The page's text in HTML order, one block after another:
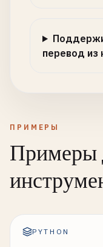
перевод из
ПРИМЕРЫ
Примеры
PYTHON